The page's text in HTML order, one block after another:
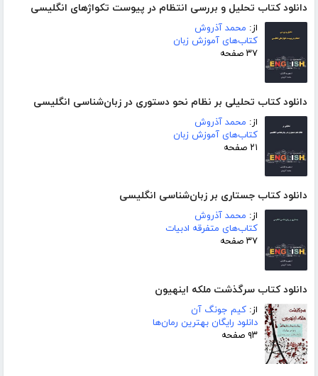
دانلود کتاب تحلیل و بررسی انتظام در پیوست تکواژهای انگلیسی
از: محمد آذروش
کتاب‌های آموزش زبان
۳۷ صفحه
دانلود کتاب تحلیلی بر نظام نحو دستوری در زبان‌شناسی انگلیسی
از: محمد آذروش
کتاب‌های آموزش زبان
۲۱ صفحه
دانلود کتاب جستاری بر زبان‌شناسی انگلیسی
از: محمد آذروش
کتاب‌های متفرقه ادبیات
۳۷ صفحه
دانلود کتاب سرگذشت ملکه اینهیون
از: کیم جونگ آن
دانلود رایگان بهترین رمان‌ها
۹۳ صفحه